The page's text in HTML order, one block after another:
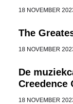
18 NOVEMBER
The
18 NOVEMBER
De
Creedence
18 NOVEMBER